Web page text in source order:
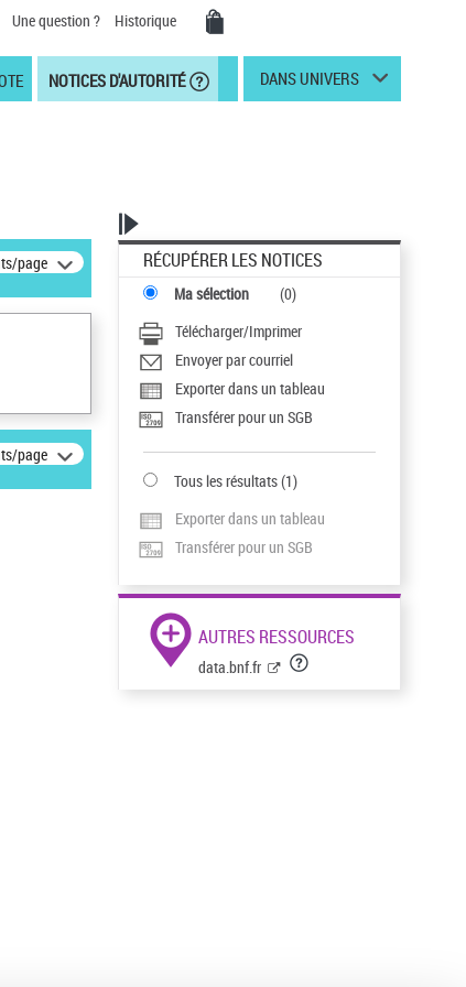
Une question ? Historique
NOTICES D'AUTORITÉ DANS UNIVERS
page
page
RÉCUPÉRER LES NOTICES
Ma sélection (0)
Télécharger/Imprimer
Envoyer par courriel
Exporter dans un tableau
Transférer pour un SGB
Tous les résultats(1)
Exporter dans un tableau
Transférer pour un SGB
AUTRES RESSOURCES
data.bnf.fr